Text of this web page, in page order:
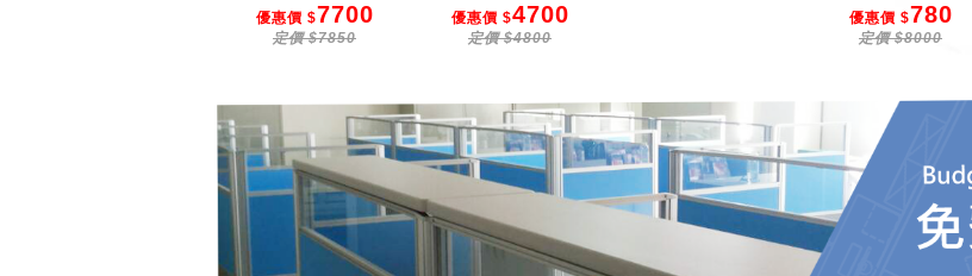
優惠價 $7700
定價 $7850
優惠價 $4700
定價 $4800
優惠價 $780
定價 $8000